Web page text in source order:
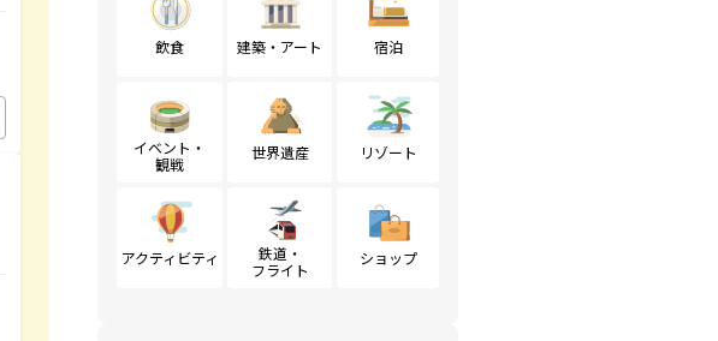
飲食 建築・アート 宿泊
イベント・
観戦
世界遺産 リゾート
アクティビティ
鉄道・
フライト
ショップ